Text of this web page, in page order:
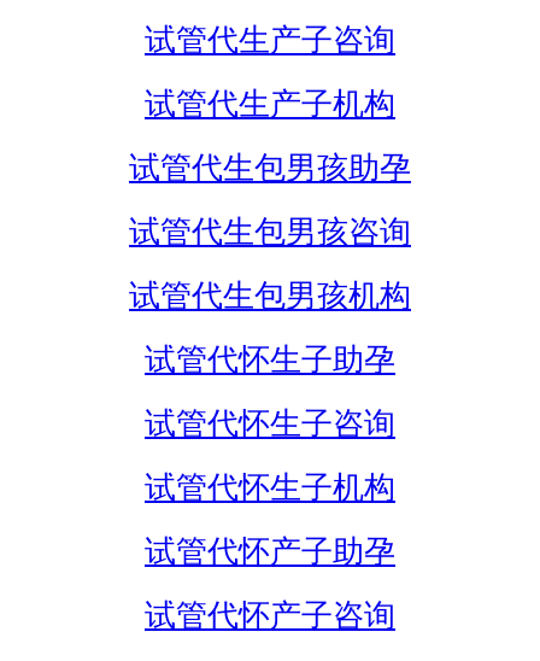
试管代生产子咨询
试管代生产子机构
试管代生包男孩助孕
试管代生包男孩咨询
试管代生包男孩机构
试管代怀生子助孕
试管代怀生子咨询
试管代怀生子机构
试管代怀产子助孕
试管代怀产子咨询